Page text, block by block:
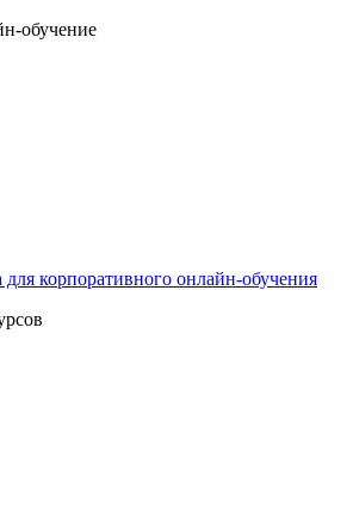
обучение
корпоративного онлайн‑обучения